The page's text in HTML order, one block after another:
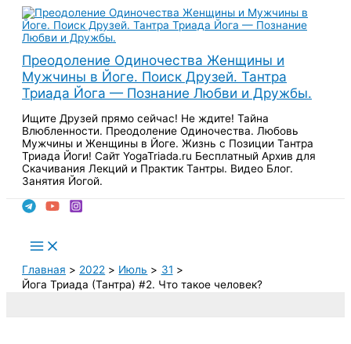
Перейти
содержимому
Преодоление Одиночества Женщины и
Мужчины в Йоге. Поиск Друзей. Тантра
Триада Йога — Познание Любви и Дружбы.
Ищите Друзей прямо сейчас! Не ждите! Тайна
Влюбленности. Преодоление Одиночества. Любовь
Мужчины и Женщины в Йоге. Жизнь с Позиции Тантра
Триада Йоги! Сайт YogaTriada.ru Бесплатный Архив для
Скачивания Лекций и Практик Тантры. Видео Блог.
Занятия Йогой.
Main
Menu
Главная
2022 Июль
31
Йога Триада (Тантра) #2. Что такое человек?